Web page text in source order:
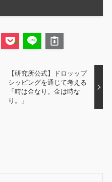
【研究所公式】ドロッップ
シッピングを通じて考える
「時は金なり。金は時な
り。」